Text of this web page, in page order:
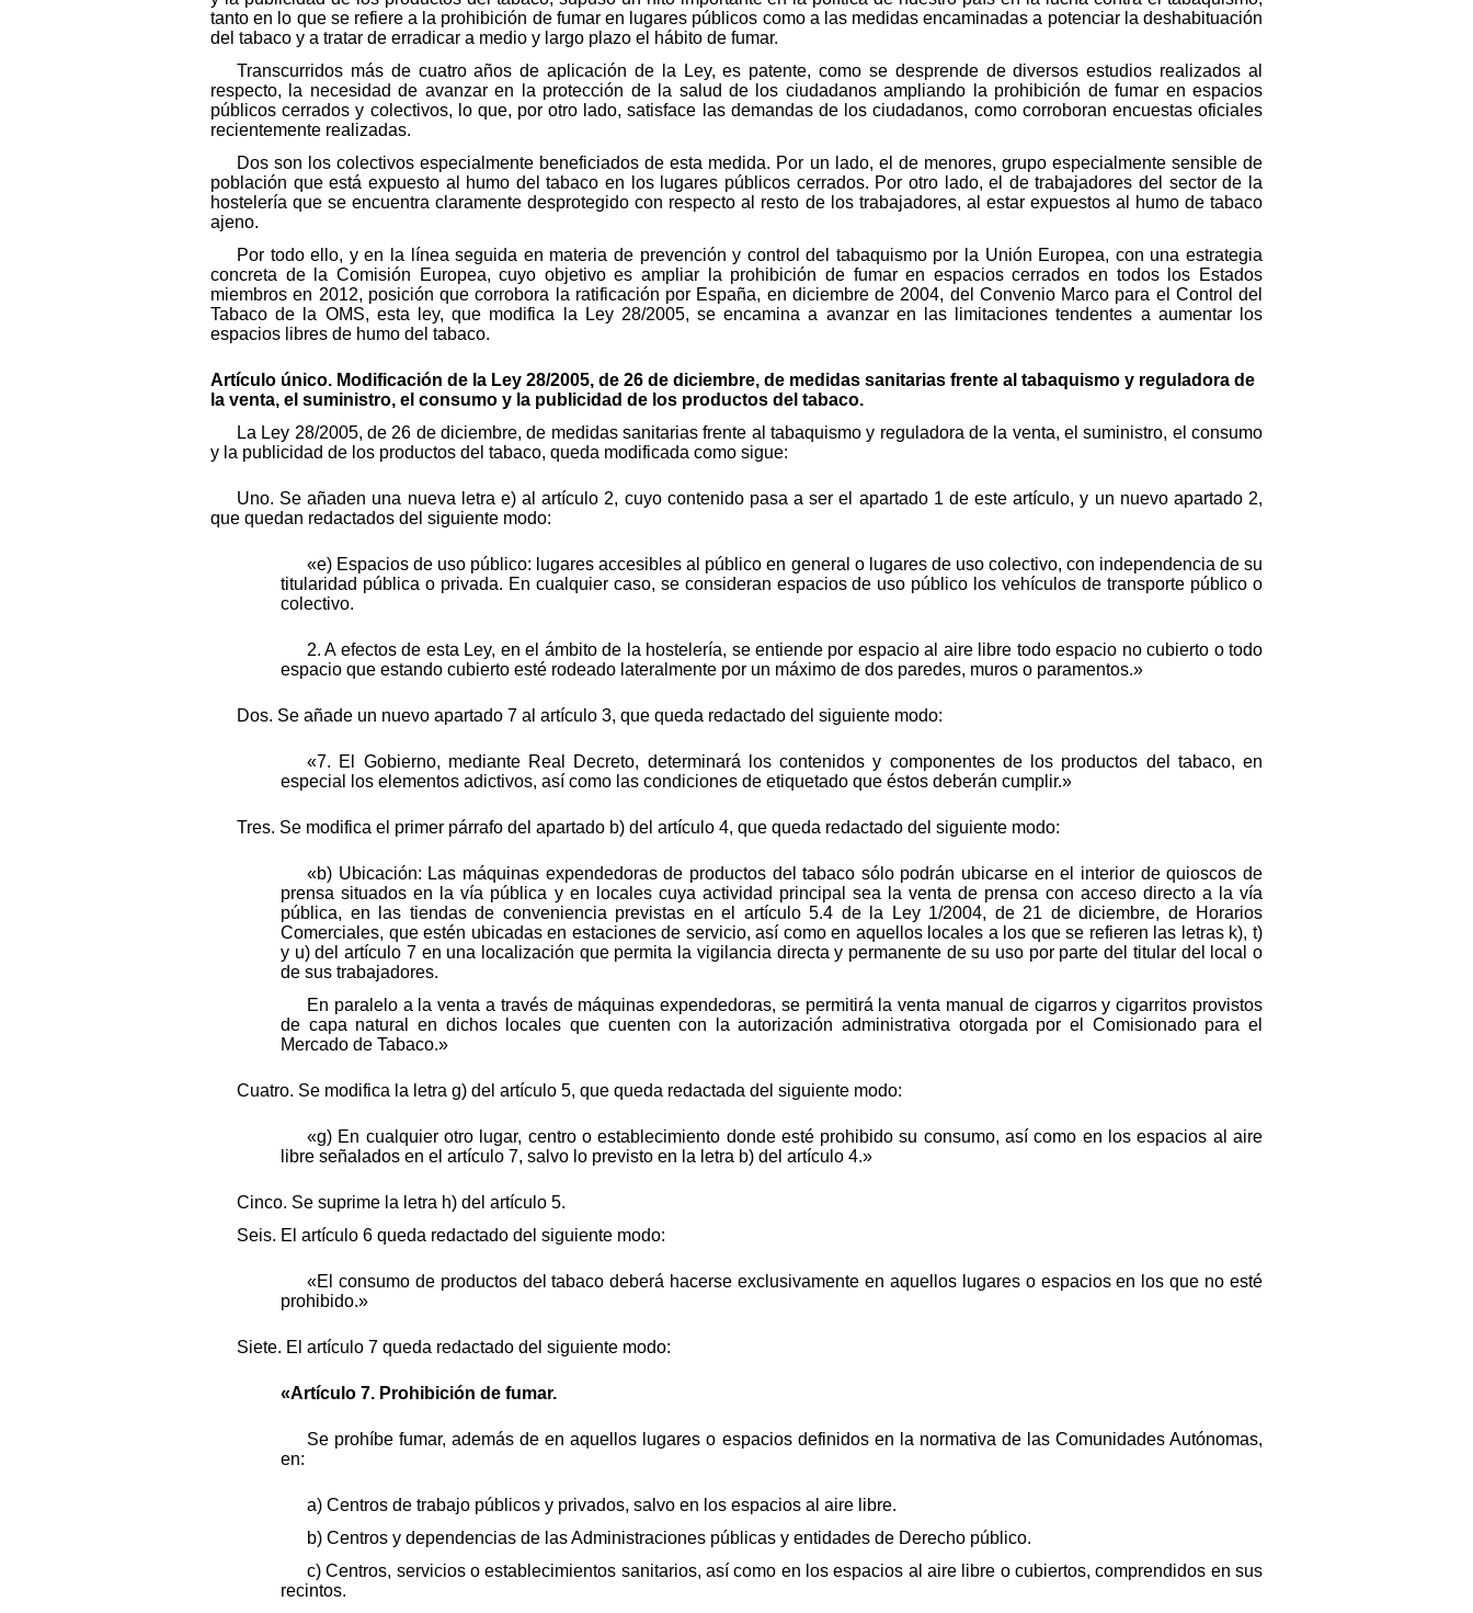
tanto en lo que se refiere a la prohibición de fumar en lugares públicos como a las medidas encaminadas a potenciar la deshabituación
del tabaco y a tratar de erradicar a medio y largo plazo el hábito de fumar.
Transcurridos más de cuatro años de aplicación de la Ley, es patente, como se desprende de diversos estudios realizados al
respecto, la necesidad de avanzar en la protección de la salud de los ciudadanos ampliando la prohibición de fumar en espacios
públicos cerrados y colectivos, lo que, por otro lado, satisface las demandas de los ciudadanos, como corroboran encuestas oficiales
recientemente realizadas.
Dos son los colectivos especialmente beneficiados de esta medida. Por un lado, el de menores, grupo especialmente sensible de
población que está expuesto al humo del tabaco en los lugares públicos cerrados. Por otro lado, el de trabajadores del sector de la
hostelería que se encuentra claramente desprotegido con respecto al resto de los trabajadores, al estar expuestos al humo de tabaco
ajeno.
Por todo ello, y en la línea seguida en materia de prevención y control del tabaquismo por la Unión Europea, con una estrategia
concreta de la Comisión Europea, cuyo objetivo es ampliar la prohibición de fumar en espacios cerrados en todos los Estados
miembros en 2012, posición que corrobora la ratificación por España, en diciembre de 2004, del Convenio Marco para el Control del
Tabaco de la OMS, esta ley, que modifica la Ley 28/2005, se encamina a avanzar en las limitaciones tendentes a aumentar los
espacios libres de humo del tabaco.
Artículo único. Modificación de la Ley 28/2005, de 26 de diciembre, de medidas sanitarias frente al tabaquismo y reguladora de
la venta, el suministro, el consumo y la publicidad de los productos del tabaco.
La Ley 28/2005, de 26 de diciembre, de medidas sanitarias frente al tabaquismo y reguladora de la venta, el suministro, el consumo
y la publicidad de los productos del tabaco, queda modificada como sigue:
Uno. Se añaden una nueva letra e) al artículo 2, cuyo contenido pasa a ser el apartado 1 de este artículo, y un nuevo apartado 2,
que quedan redactados del siguiente modo:
«e) Espacios de uso público: lugares accesibles al público en general o lugares de uso colectivo, con independencia de su
titularidad pública o privada. En cualquier caso, se consideran espacios de uso público los vehículos de transporte público o
colectivo.
2. A efectos de esta Ley, en el ámbito de la hostelería, se entiende por espacio al aire libre todo espacio no cubierto o todo
espacio que estando cubierto esté rodeado lateralmente por un máximo de dos paredes, muros o paramentos.»
Dos. Se añade un nuevo apartado 7 al artículo 3, que queda redactado del siguiente modo:
«7. El Gobierno, mediante Real Decreto, determinará los contenidos y componentes de los productos del tabaco, en
especial los elementos adictivos, así como las condiciones de etiquetado que éstos deberán cumplir.»
Tres. Se modifica el primer párrafo del apartado b) del artículo 4, que queda redactado del siguiente modo:
«b) Ubicación: Las máquinas expendedoras de productos del tabaco sólo podrán ubicarse en el interior de quioscos de
prensa situados en la vía pública y en locales cuya actividad principal sea la venta de prensa con acceso directo a la vía
pública, en las tiendas de conveniencia previstas en el artículo 5.4 de la Ley 1/2004, de 21 de diciembre, de Horarios
Comerciales, que estén ubicadas en estaciones de servicio, así como en aquellos locales a los que se refieren las letras k), t)
y u) del artículo 7 en una localización que permita la vigilancia directa y permanente de su uso por parte del titular del local o
de sus trabajadores.
En paralelo a la venta a través de máquinas expendedoras, se permitirá la venta manual de cigarros y cigarritos provistos
de capa natural en dichos locales que cuenten con la autorización administrativa otorgada por el Comisionado para el
Mercado de Tabaco.»
Cuatro. Se modifica la letra g) del artículo 5, que queda redactada del siguiente modo:
«g) En cualquier otro lugar, centro o establecimiento donde esté prohibido su consumo, así como en los espacios al aire
libre señalados en el artículo 7, salvo lo previsto en la letra b) del artículo 4.»
Cinco. Se suprime la letra h) del artículo 5.
Seis. El artículo 6 queda redactado del siguiente modo:
«El consumo de productos del tabaco deberá hacerse exclusivamente en aquellos lugares o espacios en los que no esté
prohibido.»
Siete. El artículo 7 queda redactado del siguiente modo:
«Artículo 7. Prohibición de fumar.
Se prohíbe fumar, además de en aquellos lugares o espacios definidos en la normativa de las Comunidades Autónomas,
en:
a) Centros de trabajo públicos y privados, salvo en los espacios al aire libre.
b) Centros y dependencias de las Administraciones públicas y entidades de Derecho público.
c) Centros, servicios o establecimientos sanitarios, así como en los espacios al aire libre o cubiertos, comprendidos en sus
recintos.